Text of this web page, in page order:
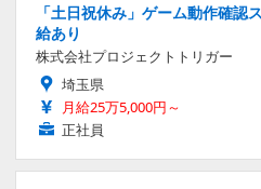
「土日祝休み」ゲーム動作確
給あり
株式会社プロジェクトトリガー
埼玉県
月給25万5,000円～
正社員